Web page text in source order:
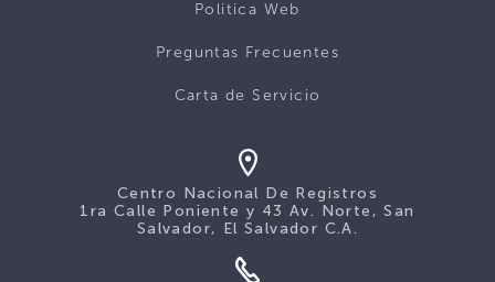
Politica Web
Preguntas Frecuentes
Carta de Servicio
Centro Nacional De Registros
1ra Calle Poniente y 43 Av. Norte, San
Salvador, El Salvador C.A.